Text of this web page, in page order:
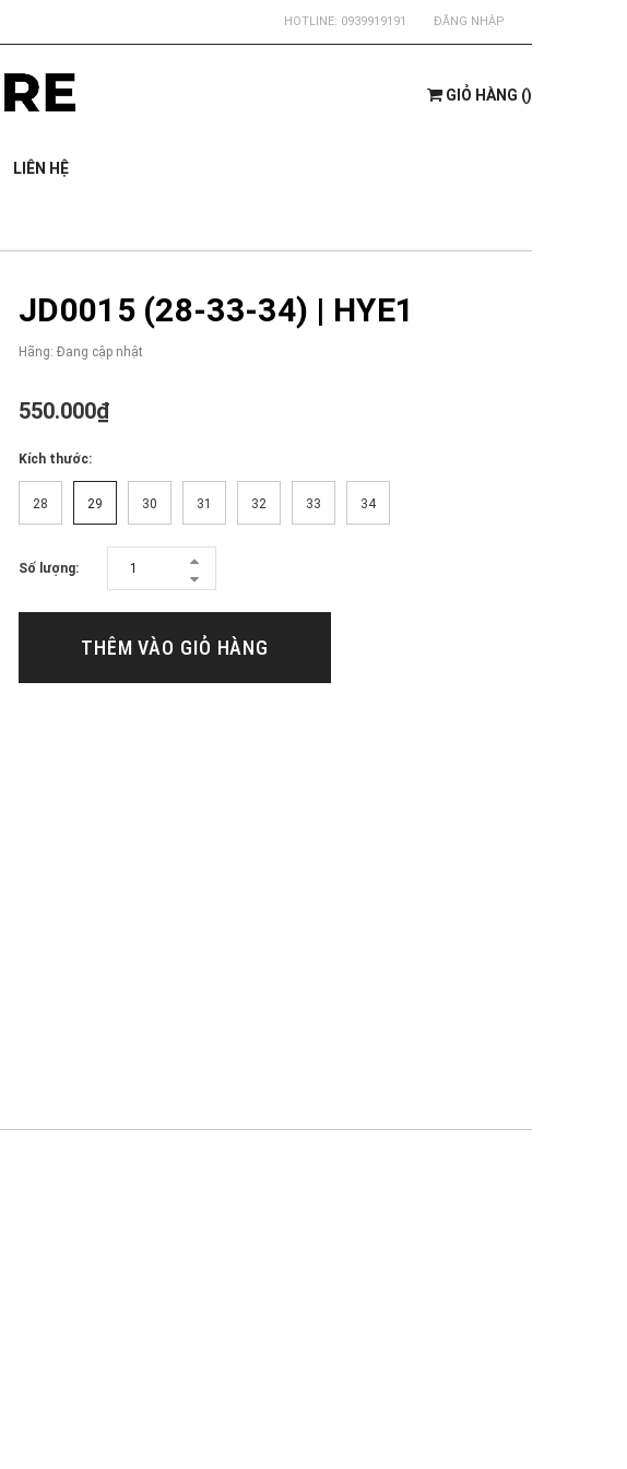
HOTLINE: 0939919191 ĐĂNG NHẬP
GIỎ HÀNG ()
LIÊN HỆ
JD0015 (28-33-34) | HYE1
Hãng: Đang cập nhật
550.000₫
Kích thước:
28 29 30 31 32 33 34
Số lượng:
THÊM VÀO GIỎ HÀNG